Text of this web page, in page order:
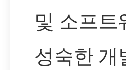
및 소프
성숙한 개